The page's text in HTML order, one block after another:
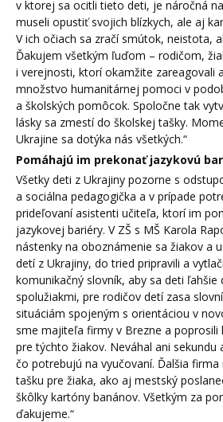
v ktorej sa ocitli tieto deti, je náročná
museli opustiť svojich blízkych, ale aj
V ich očiach sa zračí smútok, neistota,
Ďakujem všetkým ľuďom – rodičom,
i verejnosti, ktorí okamžite zareagovali
množstvo humanitárnej pomoci v
a školských pomôcok. Spoločne tak
lásky sa zmestí do školskej tašky.
Ukrajine sa dotýka nás všetkých.“
Pomáhajú im prekonať jazykovú
Všetky deti z Ukrajiny pozorne s
a sociálna pedagogička a v prípade
prideľovaní asistenti učiteľa, ktorí im
jazykovej bariéry. V ZŠ s MŠ Karola
nástenky na oboznámenie sa žiakov a
detí z Ukrajiny, do tried pripravili a
komunikačný slovník, aby sa deti
spolužiakmi, pre rodičov detí zasa
situáciám spojeným s orientáciou v
sme majiteľa firmy v Brezne a
pre týchto žiakov. Neváhal ani
čo potrebujú na vyučovaní. Ďalšia
tašku pre žiaka, ako aj mestský
škôlky kartóny banánov. Všetkým za
ďakujeme.“